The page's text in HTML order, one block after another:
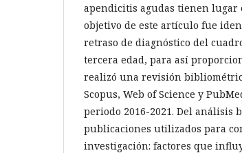
apendicitis agudas tienen lugar
objetivo de este artículo fue
retraso de diagnóstico del
tercera edad, para así
realizó una revisión
Scopus, Web of Science y
periodo 2016-2021. Del análisis
publicaciones utilizados para
investigación: factores que